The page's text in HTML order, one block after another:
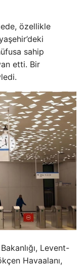
özellikle
sahip
etti. Bir
Levent-
Havaalanı,